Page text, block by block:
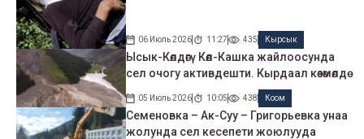
06 Июль 2026 11:27 435 Кырсык
Ысык-Көлдөгү Көл-Кашка жайлоосунда
сел очогу активдешти. Кырдаал көзөмөлдө
05 Июль 2026 10:05 438 Коом
Семеновка – Ак-Суу – Григорьевка унаа
жолунда сел кесепети жоюлууда